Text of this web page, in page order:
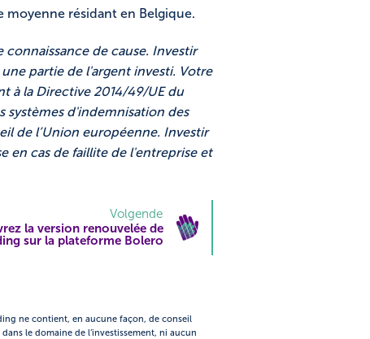
résidant en Belgique.
de cause. Investir
partie de l'argent investi. Votre
à la Directive 2014/49/UE du
systèmes d'indemnisation des
de l’Union européenne. Investir
en cas de faillite de l'entreprise et
Volgende
la version renouvelée de
sur la plateforme Bolero
ne contient, en aucune façon, de conseil
le domaine de l’investissement, ni aucun